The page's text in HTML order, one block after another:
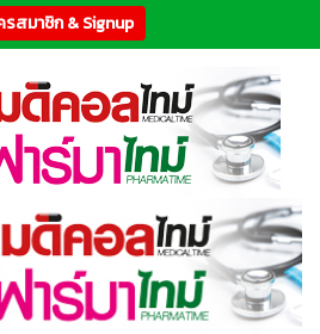
สมาชิก & Signup